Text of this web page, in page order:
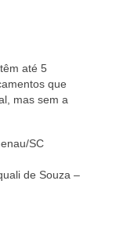
até 5
que
mas sem a
SC
de Souza –